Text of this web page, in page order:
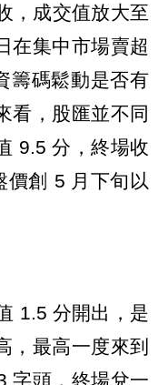
，成交值放大至
在集中市場賣超
籌碼鬆動是否有
看，股匯並不同
9.5 分，終場收
價創 5 月下旬以
1.5 分開出，是
，最高一度來到
字頭，終場兌一